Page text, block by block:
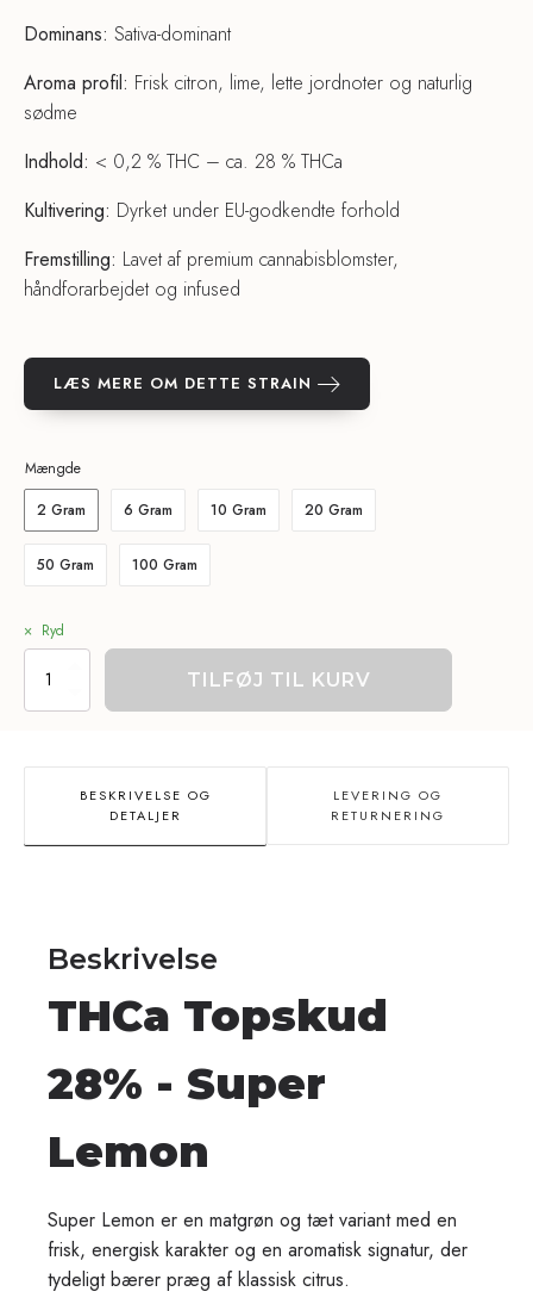
Dominans: Sativa-dominant
Aroma profil: Frisk citron, lime, lette jordnoter og naturlig
sødme
Indhold: < 0,2 % THC – ca. 28 % THCa
Kultivering: Dyrket under EU-godkendte forhold
Fremstilling: Lavet af premium cannabisblomster,
håndforarbejdet og infused
LÆS MERE OM DETTE STRAIN
Mængde
2 Gram
6 Gram 10 Gram 20 Gram
50 Gram 100 Gram
Ryd
THCa
Topskud
28%
TILFØJ TIL KURV
BESKRIVELSE OG
DETALJER
LEVERING OG
RETURNERING
Beskrivelse
THCa Topskud
28% - Super
Lemon
Super Lemon er en matgrøn og tæt variant med en
frisk, energisk karakter og en aromatisk signatur, der
tydeligt bærer præg af klassisk citrus.